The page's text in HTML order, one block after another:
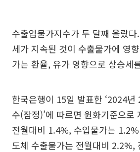
수출입물가지수가 두 달째 올랐
세가 지속된 것이 수출물가에 영
가는 환율, 유가 영향으로 상승세
한국은행이 15일 발표한 ‘2024년
수(잠정)’에 따르면 원화기준으로
전월대비 1.4%, 수입물가는
도체 수출물가는 전월대비 2.2%,